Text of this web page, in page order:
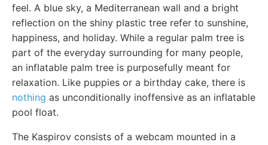
feel. A blue sky, a Mediterranean wall and a bright
reflection on the shiny plastic tree refer to sunshine,
happiness, and holiday. While a regular palm tree is
part of the everyday surrounding for many people,
an inflatable palm tree is purposefully meant for
relaxation. Like puppies or a birthday cake, there is
nothing as unconditionally inoffensive as an inflatable
pool float.
The Kaspirov consists of a webcam mounted in a